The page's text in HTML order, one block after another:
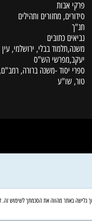
קטלוג
פרקי אבות
סידורים, מחזורים ותהילים
תנ"ך
נביאים כתובים
משנה,תלמוד בבלי, ירושלמי, עין